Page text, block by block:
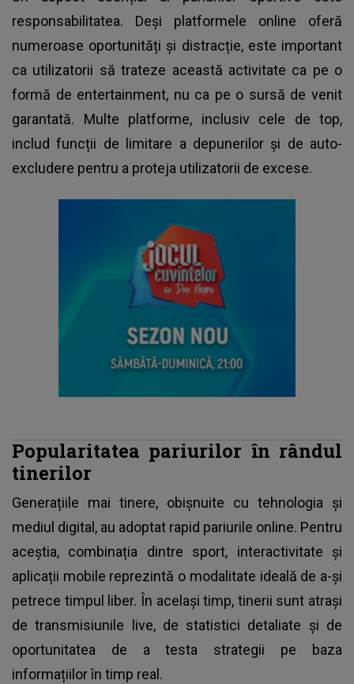
responsabilitatea. Deși platformele online oferă
numeroase oportunități și distracție, este important
ca utilizatorii să trateze această activitate ca pe o
formă de entertainment, nu ca pe o sursă de venit
garantată. Multe platforme, inclusiv cele de top,
includ funcții de limitare a depunerilor și de auto-
excludere pentru a proteja utilizatorii de excese.
Popularitatea pariurilor în rândul
tinerilor
Generațiile mai tinere, obișnuite cu tehnologia și
mediul digital, au adoptat rapid pariurile online. Pentru
aceștia, combinația dintre sport, interactivitate și
aplicații mobile reprezintă o modalitate ideală de a-și
petrece timpul liber. În același timp, tinerii sunt atrași
de transmisiunile live, de statistici detaliate și de
oportunitatea de a testa strategii pe baza
informațiilor în timp real.